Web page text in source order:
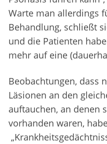
Warte man allerdings
Behandlung, schließt
und die Patienten
mehr auf eine
Beobachtungen, dass
Läsionen an den
auftauchen, an denen
vorhanden waren,